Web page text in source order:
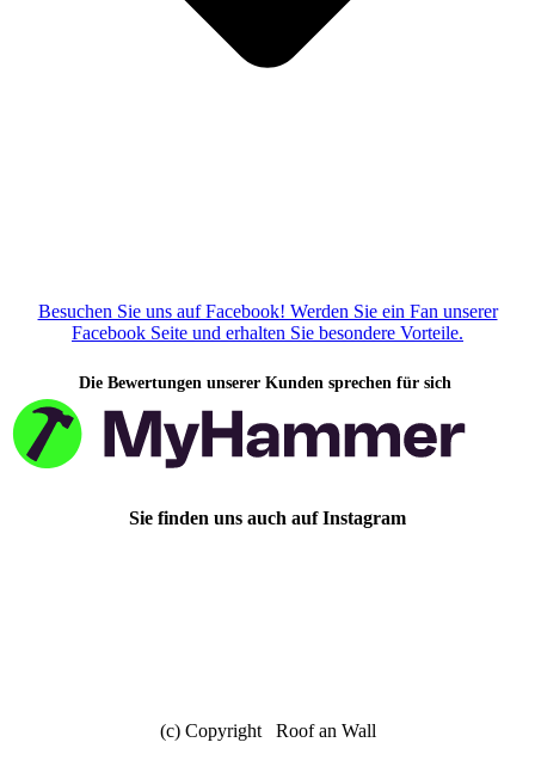
Besuchen Sie uns auf Facebook! Werden Sie ein Fan unserer
Facebook Seite und erhalten Sie besondere Vorteile.
Die Bewertungen unserer Kunden sprechen für sich
Sie finden uns auch auf Instagram
(c) Copyright Roof an Wall